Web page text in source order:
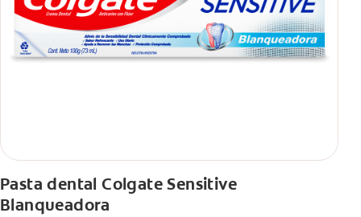
Pasta dental Colgate Sensitive
Blanqueadora